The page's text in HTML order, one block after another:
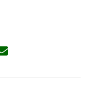
Share